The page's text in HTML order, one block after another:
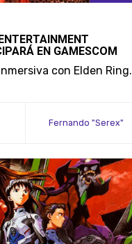
EN GAMESCOM
con Elden Ring.
Fernando "Serex"